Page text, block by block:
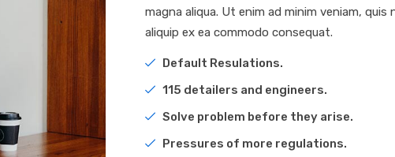
magna aliqua. Ut enim ad minim veniam,
aliquip ex ea commodo consequat.
Default Resulations.
115 detailers and engineers.
Solve problem before they arise.
Pressures of more regulations.